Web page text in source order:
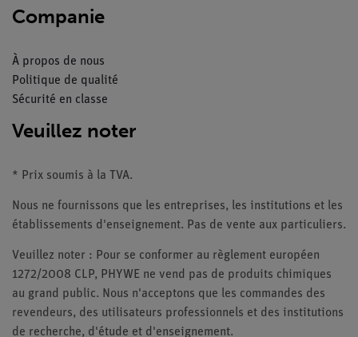
Companie
À propos de nous
Politique de qualité
Sécurité en classe
Veuillez noter
* Prix soumis à la TVA.
Nous ne fournissons que les entreprises, les institutions et les
établissements d'enseignement. Pas de vente aux particuliers.
Veuillez noter : Pour se conformer au règlement européen
1272/2008 CLP, PHYWE ne vend pas de produits chimiques
au grand public. Nous n'acceptons que les commandes des
revendeurs, des utilisateurs professionnels et des institutions
de recherche, d'étude et d'enseignement.